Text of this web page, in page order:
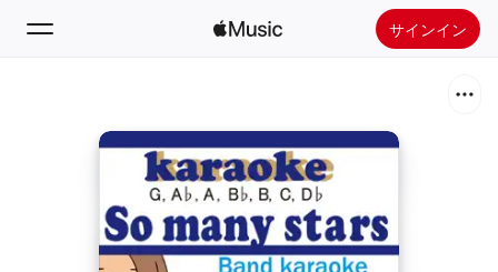
サインイン
ホーム
新着おすすめ
ラジオ
Apple Musicをインストール